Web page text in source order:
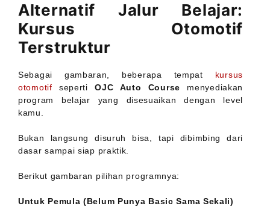
Alternatif Jalur Belajar:
Kursus Otomotif
Terstruktur
Sebagai gambaran, beberapa tempat kursus
otomotif sepertiOJC Auto Course menyediakan
program belajar yang disesuaikan dengan level
kamu.
Bukan langsung disuruh bisa, tapi dibimbing dari
dasar sampai siap praktik.
Berikut gambaran pilihan programnya:
Untuk Pemula (Belum Punya Basic Sama Sekali)